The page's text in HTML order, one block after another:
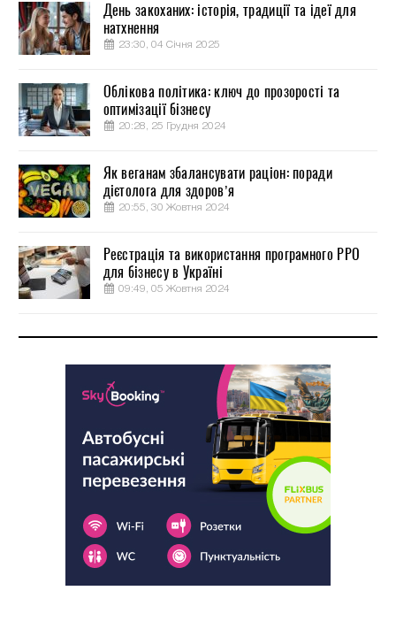
День закоханих: історія, традиції та ідеї для
натхнення
23:30, 04 Січня 2025
Облікова політика: ключ до прозорості та
оптимізації бізнесу
20:28, 25 Грудня 2024
Як веганам збалансувати раціон: поради
дієтолога для здоров’я
20:55, 30 Жовтня 2024
Реєстрація та використання програмного РРО
для бізнесу в Україні
09:49, 05 Жовтня 2024